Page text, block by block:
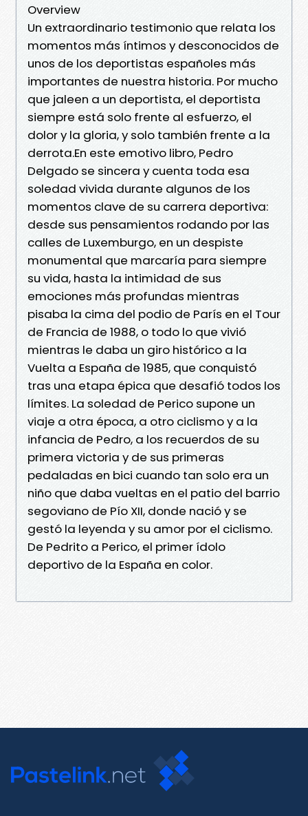
Overview
Un extraordinario testimonio que relata los
momentos más íntimos y desconocidos de
unos de los deportistas españoles más
importantes de nuestra historia. Por mucho
que jaleen a un deportista, el deportista
siempre está solo frente al esfuerzo, el
dolor y la gloria, y solo también frente a la
derrota.En este emotivo libro, Pedro
Delgado se sincera y cuenta toda esa
soledad vivida durante algunos de los
momentos clave de su carrera deportiva:
desde sus pensamientos rodando por las
calles de Luxemburgo, en un despiste
monumental que marcaría para siempre
su vida, hasta la intimidad de sus
emociones más profundas mientras
pisaba la cima del podio de París en el Tour
de Francia de 1988, o todo lo que vivió
mientras le daba un giro histórico a la
Vuelta a España de 1985, que conquistó
tras una etapa épica que desafió todos los
límites. La soledad de Perico supone un
viaje a otra época, a otro ciclismo y a la
infancia de Pedro, a los recuerdos de su
primera victoria y de sus primeras
pedaladas en bici cuando tan solo era un
niño que daba vueltas en el patio del barrio
segoviano de Pío XII, donde nació y se
gestó la leyenda y su amor por el ciclismo.
De Pedrito a Perico, el primer ídolo
deportivo de la España en color.